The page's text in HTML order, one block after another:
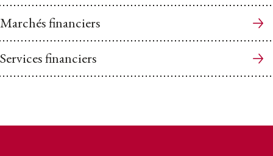
Marchés financiers
Services financiers